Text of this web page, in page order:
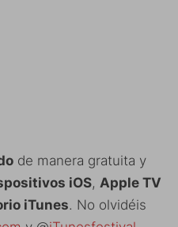
de manera gratuita y
iOS, Apple TV
iTunes. No olvidéis